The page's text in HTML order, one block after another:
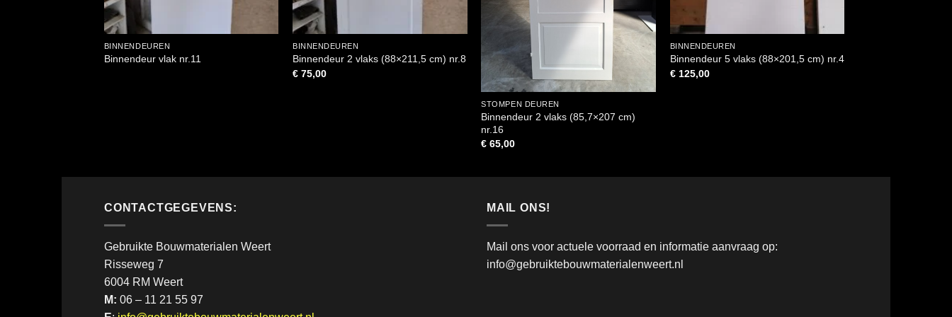
BINNENDEUREN
Binnendeur vlak nr.11
BINNENDEUREN
Binnendeur 2 vlaks (88×211,5 cm) nr.8
€ 75,00
STOMPEN DEUREN
Binnendeur 2 vlaks (85,7×207 cm)
nr.16
€ 65,00
BINNENDEUREN
Binnendeur 5 vlaks (88×201,5 cm) nr.4
€125,00
CONTACTGEGEVENS:
Gebruikte Bouwmaterialen Weert
Risseweg 7
6004 RM Weert
M: 06 – 11 21 55 97
MAIL ONS!
Mail ons voor actuele voorraad en informatie aanvraag op:
info@gebruiktebouwmaterialenweert.nl